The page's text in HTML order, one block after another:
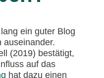
ein guter Blog
auseinander.
(2019) bestätigt,
auf das
hat dazu einen